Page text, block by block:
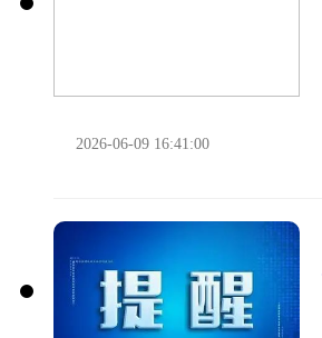
2026-06-09 16:41:00